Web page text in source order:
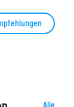
Alle